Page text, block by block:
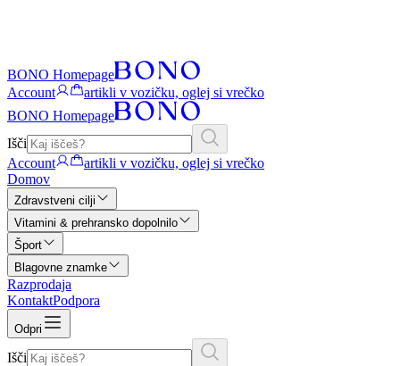
BONO Homepage
Account
artikli v vozičku, oglej si vrečko
BONO Homepage
Išči
Account
artikli v vozičku, oglej si vrečko
Domov
Zdravstveni cilji
Vitamini & prehransko dopolnilo
Šport
Blagovne znamke
Razprodaja
KontaktPodpora
Odpri
Išči